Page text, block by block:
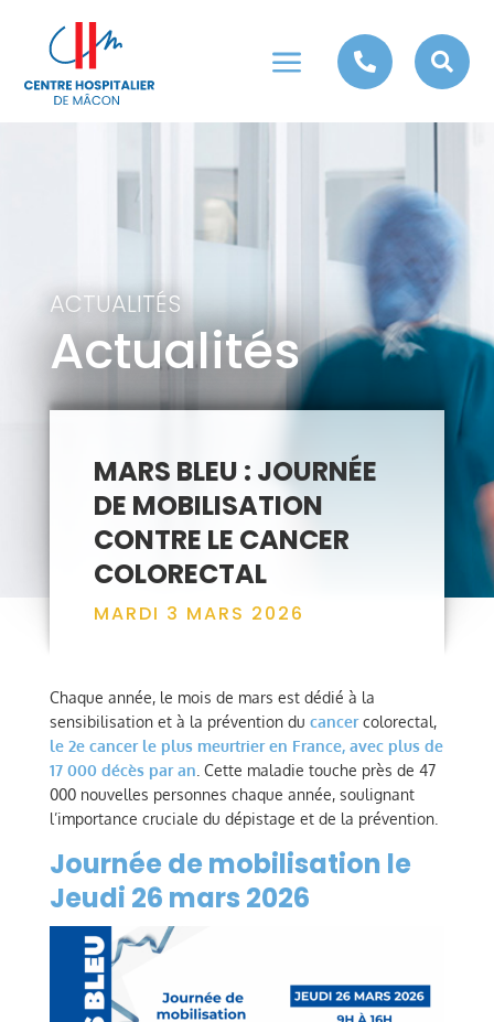
a  
ACTUALITÉS
Actualités
MARS BLEU : JOURNÉE
DE MOBILISATION
CONTRE LE CANCER
COLORECTAL
MARDI 3 MARS 2026
Chaque année, le mois de mars est dédié à la
sensibilisation et à la prévention du cancercolorectal,
le 2e cancer le plus meurtrier en France, avec plus de
17 000 décès par an . Cette maladie touche près de 47
000 nouvelles personnes chaque année, soulignant
l’importance cruciale du dépistage et de la prévention.
Journée de mobilisation le
Jeudi 26 mars 2026